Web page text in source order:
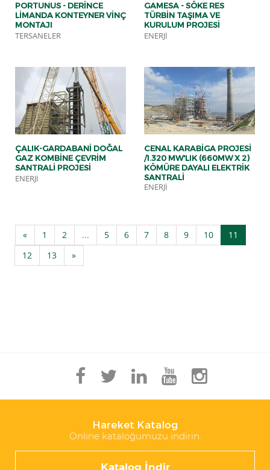
PORTUNUS - DERINCE
LIMANDA KONTEYNER VINÇ
MONTAJI
TERSANELER
GAMESA - SÖKE RES
TÜRBIN TAŞIMA VE
KURULUM PROJESI
ENERJI
ÇALIK-GARDABANI DOĞAL
GAZ KOMBINE ÇEVRIM
SANTRALI PROJESI
ENERJI
CENAL KARABIGA PROJESI
/1.320 MW'LIK (660MW X 2)
KÖMÜRE DAYALI ELEKTRIK
SANTRALI
ENERJI
« 1 2 ... 5 6 7 8 9 10
11
12
13 »
Hareket Katalog
Online kataloğumuzu indirin.
Katalog İndir